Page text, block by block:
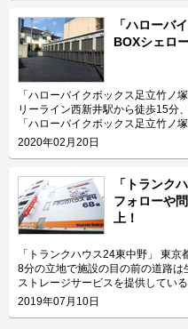
ージ北上野」の特長を教えてください。 東京メトロ日比谷線の
徒歩4分、JR山手線の鶯谷駅から
ガレージ北上野」。駅近なバイク
頂けます。広さ2.25帖・幅130cm
おり、大型バイクの駐車にも対応
「ハローストレージ北上野」と隣
納にご利用頂けます。ツーリングに
どんな方がご利用されているのでしょうか？ 主に入谷駅
とした近隣エリアの方々にご利用
上野」は鶯谷や上野、稲荷町、田
施設なので、近隣エリアのライダ
ースのため、アメリカンクルーザ
クーターなど、高級車や大型車の保
リティや安全面について教えてください。 「ハローバイク
野」は屋内タイプで雨風を防ぐこ
メラなどを設置しているためセキ
やイタズラから愛車を守りたい、
すすめです。 費用や契約について教えてください。 月額17,400円（税込）
の価格でバイク1台を駐車できま
をおすすめ致します。ご契約の前
契約時はバイクのメーカー・車種
バイクを購入する方はお問い合わ
「ハローバ
BOXシェロ
「ハローバイクボックス足立竹ノ塚パート2」 東京都足立
リーライン西新井駅から徒歩15分
「ハローバイクボックス足立竹ノ
トレージ業界でトップレベルのシ
るエリアリンク株式会社です。 今
ご紹介致します。 「ハローバイクボックス足立竹ノ塚パート2」の特長を教
えてください。 ボックスタイプの「ハローバイクボックス足立竹ノ塚パー
ト2」は、国道4号線から車でアク
帖・幅110cm・奥行き252cm・高
しており、24時間365日自由にご
「ハローバイクボックス」は全国
ローを採用した施設のため、風雨
広いラダーレールが付いており、
クス内には棚を設置しております
可能です。パーツやメンテナンス
主にどんな方がご利用されているのでしょうか？ 東
2020年02月20日
「トランク
フォローや
上！
「トランクハウス24東中野」 東京都中野区、JR総武線の東中野駅から徒歩
8分の立地で施設の目の前の道路
ストレージサービスを提供してい
社はエリアリンク株式会社。コン
り、東証マザーズにも上場してい
2019年07月10日